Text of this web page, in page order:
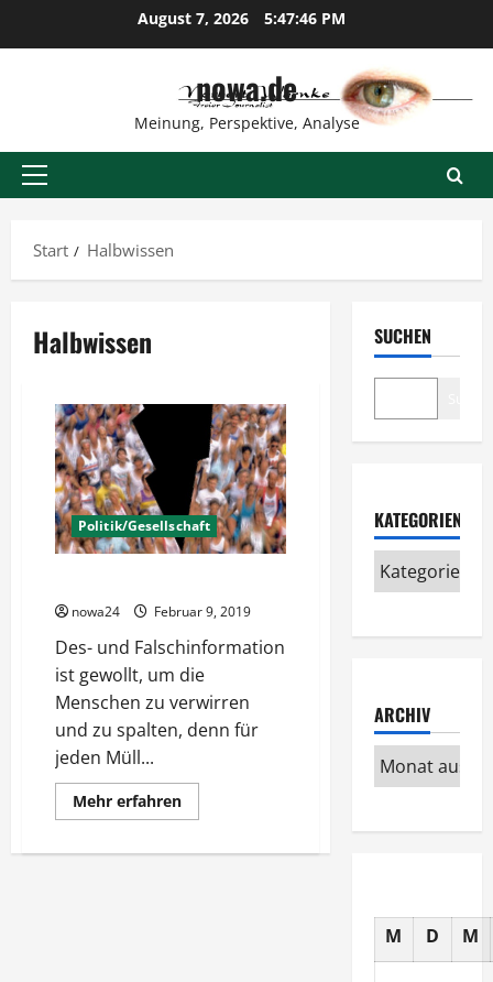
August 7, 2026 5:47:47 PM
nowa.de
Meinung, Perspektive, Analyse
Primäres
Start
Halbwissen
Halbwissen
Politik/Gesellschaft
nowa24 Februar 9, 2019
Des- und Falschinformation
ist gewollt, um die
Menschen zu verwirren
und zu spalten, denn für
jeden Müll...
Mehr erfahrenMehr
Informationen
als
SUCHEN
KATEGORIEN
ARCHIV
M D M